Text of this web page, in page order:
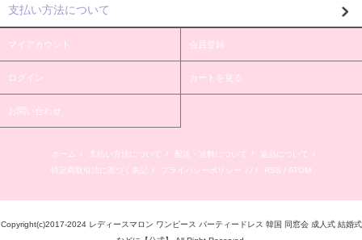
支払い方法について
マイアカウント 会員登録
ログイン カートを見る
お問い合わせ
ホーム / 支払い方法について / 配送・送料について / 返品について
/
特定商取引法に基づく表記
/ プライバシーポリシー / / / RSS / ATOM
Copyright(c)2017-2024 レディースマロン ワンピース パーティードレス 韓国 同窓会 成人式 結婚式